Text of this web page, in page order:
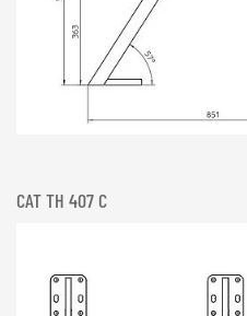
CAT TH 407 C